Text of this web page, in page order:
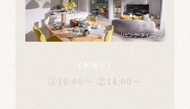
リビング・ダイニング
【開催日】
①10:00～ ②14:00～